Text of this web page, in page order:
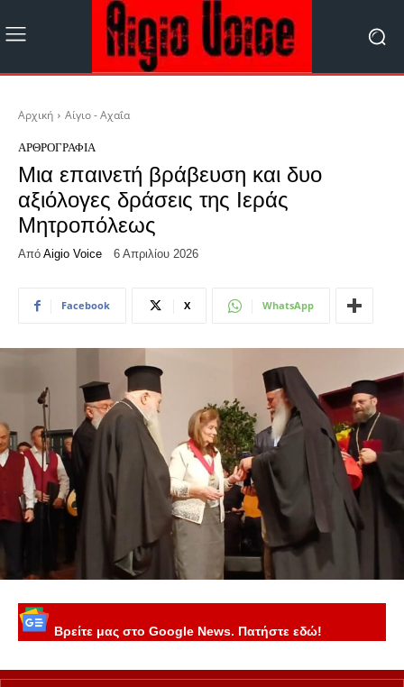
Αρχική Αίγιο - Αχαΐα
ΑΡΘΡΟΓΡΑΦΊΑ
Μια επαινετή βράβευση και δυο
αξιόλογες δράσεις της Ιεράς
Μητροπόλεως
Από Aigio Voice 6 Απριλίου 2026
Facebook X WhatsApp
Βρείτε μας στο Google News. Πατήστε εδώ!